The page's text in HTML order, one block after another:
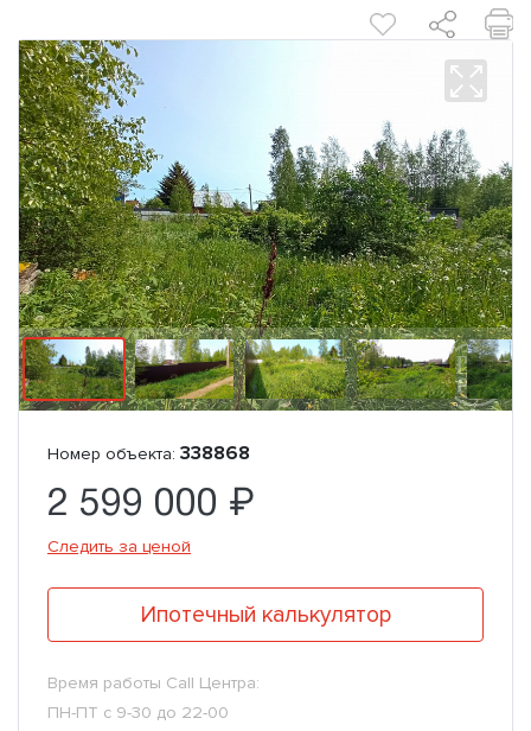
Номер объекта: 338868
2 599 000 ₽
Следить за ценой
Ипотечный калькулятор
Время работы Call Центра:
ПН-ПТ с 9-30 до 22-00